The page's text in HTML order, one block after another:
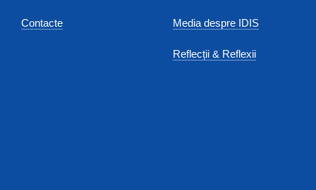
Contacte Media despre IDIS
Reflecții & Reflexii